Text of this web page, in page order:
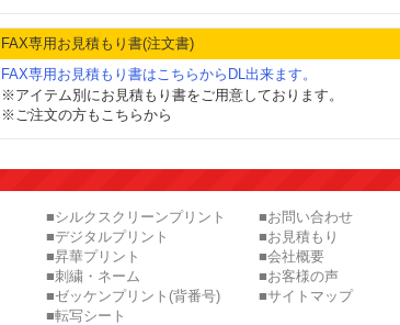
FAX専用お見積もり書(注文書)
FAX専用お見積もり書はこちらからDL出来ます。
※アイテム別にお見積もり書をご用意しております。
※ご注文の方もこちらから
■シルクスクリーンプリント
■デジタルプリント
■昇華プリント
■刺繍・ネーム
■ゼッケンプリント(背番号)
■転写シート
■お問い合わせ
■お見積もり
■会社概要
■お客様の声
■サイトマップ